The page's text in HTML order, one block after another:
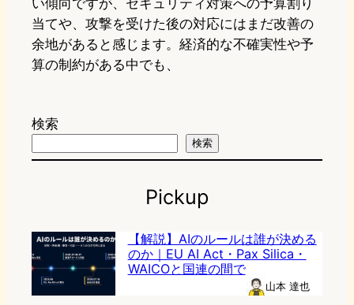
い傾向ですが、セキュリティ対策への予算割り
当てや、攻撃を受けた後の対応にはまだ改善の
余地があると感じます。経済的な不確実性や予
算の制約がある中でも、
検索
検索
Pickup
【解説】AIのルールは誰が決める
のか｜EU AI Act・Pax Silica・
WAICOと国連の間で
山本 達也